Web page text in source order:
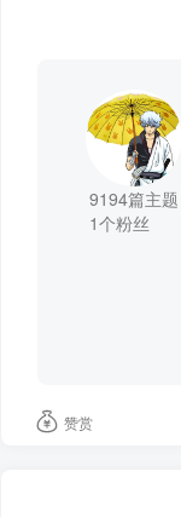
9194篇主题
1个粉丝
赞赏